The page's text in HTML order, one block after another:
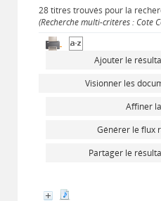
28 titres trouvés pour la
(Recherche multi-critères : Cote
Ajouter le
Visionner les
Affiner
Générer le flux
Partager le